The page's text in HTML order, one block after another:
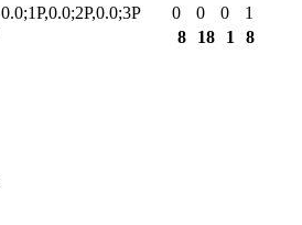
0.0;1P,0.0;2P,0.0;3P 0 0 0
1
8 18 1 8